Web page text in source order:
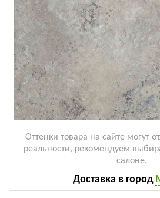
Оттенки товара на сайте могут
реальности, рекомендуем
салоне.
Доставка в город